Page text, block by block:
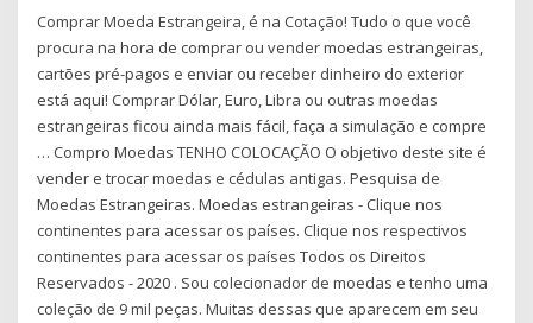
Comprar Moeda Estrangeira, é na Cotação! Tudo o que você
procura na hora de comprar ou vender moedas estrangeiras,
cartões pré-pagos e enviar ou receber dinheiro do exterior
está aqui! Comprar Dólar, Euro, Libra ou outras moedas
estrangeiras ficou ainda mais fácil, faça a simulação e compre
… Compro Moedas TENHO COLOCAÇÃO O objetivo deste site é
vender e trocar moedas e cédulas antigas. Pesquisa de
Moedas Estrangeiras. Moedas estrangeiras - Clique nos
continentes para acessar os países. Clique nos respectivos
continentes para acessar os países Todos os Direitos
Reservados - 2020 . Sou colecionador de moedas e tenho uma
coleção de 9 mil peças. Muitas dessas que aparecem em seu